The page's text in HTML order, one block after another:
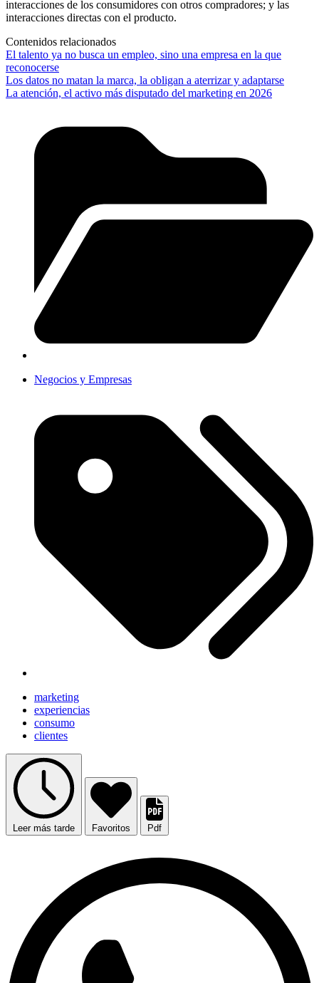
interacciones de los consumidores con otros compradores; y las
interacciones directas con el producto.
Contenidos relacionados
El talento ya no busca un empleo, sino una empresa en la que
reconocerse
Los datos no matan la marca, la obligan a aterrizar y adaptarse
La atención, el activo más disputado del marketing en 2026
Negocios y Empresas
marketing
experiencias
consumo
clientes
Leer más tarde Favoritos Pdf